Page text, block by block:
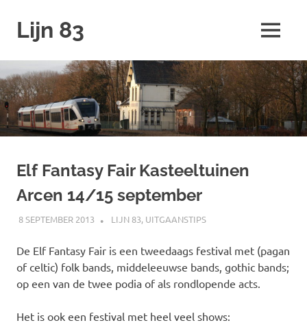
naar
inhoud
Lijn 83 MENU
Elf Fantasy Fair Kasteeltuinen
Arcen 14/15 september
8 SEPTEMBER 2013 SPOORZOEKER
LIJN 83, UITGAANSTIPS
De Elf Fantasy Fair is een tweedaags festival met (pagan
of celtic) folk bands, middeleeuwse bands, gothic bands;
op een van de twee podia of als rondlopende acts.
Het is ook een festival met heel veel shows: